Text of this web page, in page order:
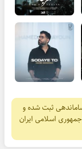
ثبت شده و
اسلامی ایران